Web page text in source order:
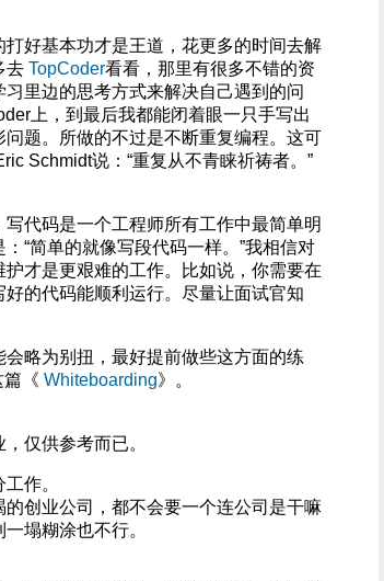
好基本功才是王道，花更多的时间去解
去 TopCoder看看，那里有很多不错的资
里边的思考方式来解决自己遇到的问
上，到最后我都能闭着眼一只手写出
题。所做的不过是不断重复编程。这可
Schmidt说：“重复从不青睐祈祷者。”
代码是一个工程师所有工作中最简单明
“简单的就像写段代码一样。”我相信对
才是更艰难的工作。比如说，你需要在
的代码能顺利运行。尽量让面试官知
略为别扭，最好提前做些这方面的练
《 Whiteboarding》。
仅供参考而已。
作。
创业公司，都不会要一个连公司是干嘛
塌糊涂也不行。